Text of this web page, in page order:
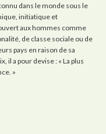
dans le monde sous le
initiatique et
aux hommes comme
de classe sociale ou de
pays en raison de sa
il a pour devise : « La plus
»